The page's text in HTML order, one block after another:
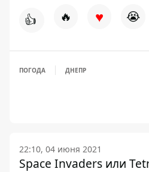
👍 🔥 ♥ 😭
ПОГОДА ДНЕПР
22:10, 04 июня 2021
Space Invaders или